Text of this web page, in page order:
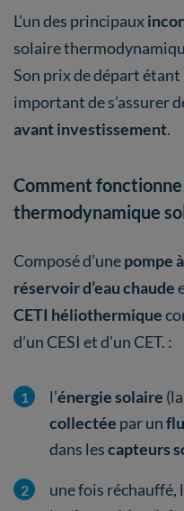
L’un des principaux
solaire
Son prix de départ
important de s’assurer
avant investissement.
Comment
thermodynamique
Composé d’unepompe
réservoir d’eau chaude
CETI héliothermique
d’un CESI et d’un CET. :
l’énergie solaire
collectée par un
dans lescapteurs
une fois réchauffé,